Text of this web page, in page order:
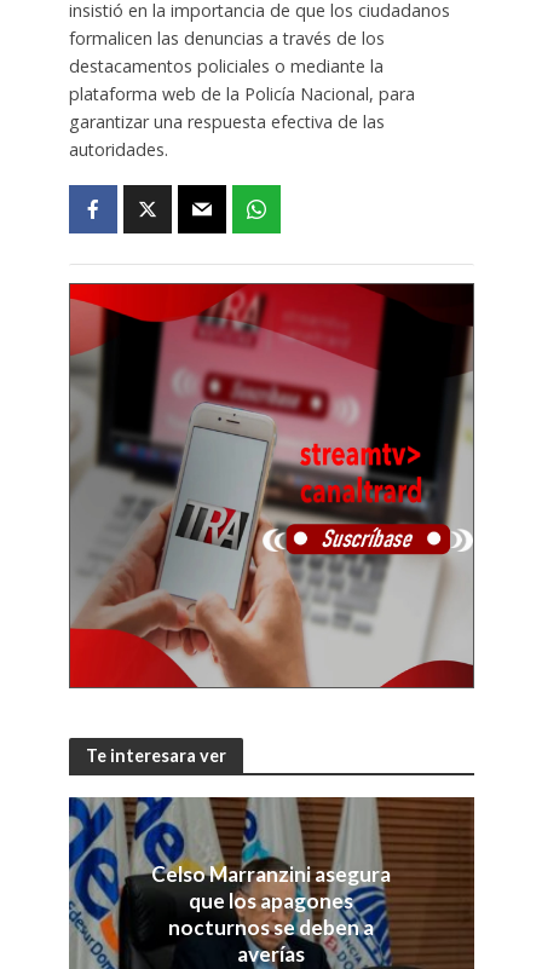
insistió en la importancia de que los ciudadanos
formalicen las denuncias a través de los
destacamentos policiales o mediante la
plataforma web de la Policía Nacional, para
garantizar una respuesta efectiva de las
autoridades.
Te interesara ver
Celso Marranzini asegura
que los apagones
nocturnos se deben a
averías